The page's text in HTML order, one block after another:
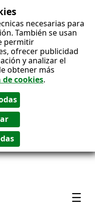
necesarias para
También se usan
permitir
ofrecer publicidad
y analizar el
obtener más
cookies.